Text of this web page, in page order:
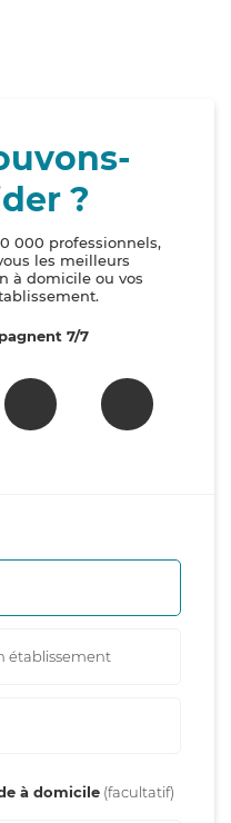
?
000 professionnels,
les meilleurs
à domicile ou vos
7/7
établissement
à domicile